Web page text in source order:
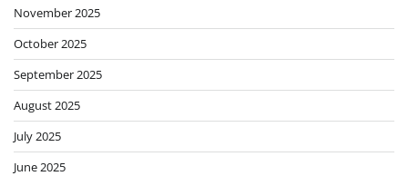
November 2025
October 2025
September 2025
August 2025
July 2025
June 2025